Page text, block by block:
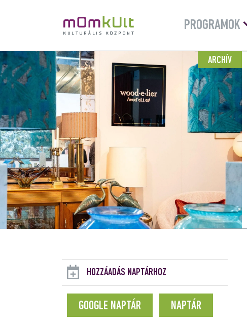
PROGRAMOK
ARCHÍV
HOZZÁADÁS NAPTÁRHOZ
GOOGLE NAPTÁR NAPTÁR